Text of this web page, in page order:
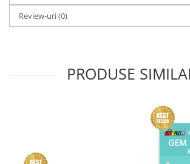
Review-uri(0)
PRODUSE